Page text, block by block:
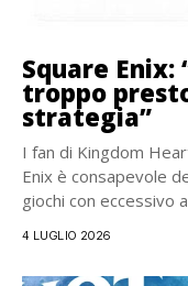
Square Enix:
troppo
strategia”
I fan di Kingdom
Enix è consapevole
giochi con eccessivo
4 LUGLIO 2026